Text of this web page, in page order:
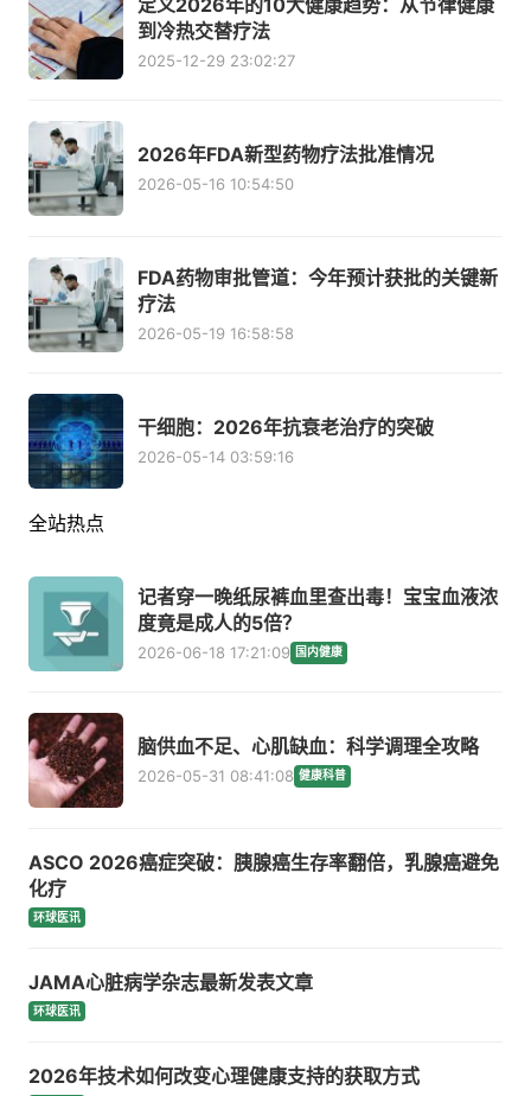
定义2026年的10大健康趋势：从节律健康
到冷热交替疗法
2025-12-29 23:02:27
2026年FDA新型药物疗法批准情况
2026-05-16 10:54:50
FDA药物审批管道：今年预计获批的关键新
疗法
2026-05-19 16:58:58
干细胞：2026年抗衰老治疗的突破
2026-05-14 03:59:16
全站热点
记者穿一晚纸尿裤血里查出毒！宝宝血液浓
度竟是成人的5倍？
2026-06-18 17:21:09 国内健康
脑供血不足、心肌缺血：科学调理全攻略
2026-05-31 08:41:08 健康科普
ASCO 2026癌症突破：胰腺癌生存率翻倍，乳腺癌避免
化疗
环球医讯
JAMA心脏病学杂志最新发表文章
环球医讯
2026年技术如何改变心理健康支持的获取方式